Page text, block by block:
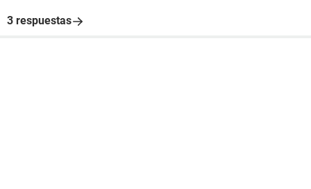
3 respuestas